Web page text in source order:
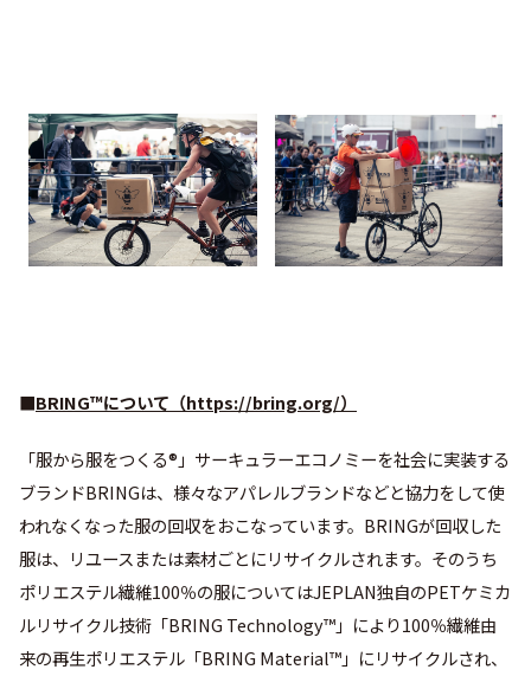
■BRING™について（https://bring.org/）
「服から服をつくる®」サーキュラーエコノミーを社会に実装する
ブランドBRINGは、様々なアパレルブランドなどと協⼒をして使
われなくなった服の回収をおこなっています。BRINGが回収した
服は、リユースまたは素材ごとにリサイクルされます。そのうち
ポリエステル繊維100％の服についてはJEPLAN独自のPETケミカ
ルリサイクル技術「BRING Technology™」により100％繊維由
来の再⽣ポリエステル「BRING Material™」にリサイクルされ、